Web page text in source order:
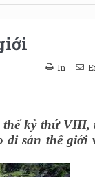
In
thế kỷ thứ VIII,
di sản thế giới